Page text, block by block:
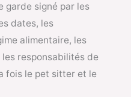
garde signé par les
dates, les
alimentaire, les
responsabilités de
fois le pet sitter et le